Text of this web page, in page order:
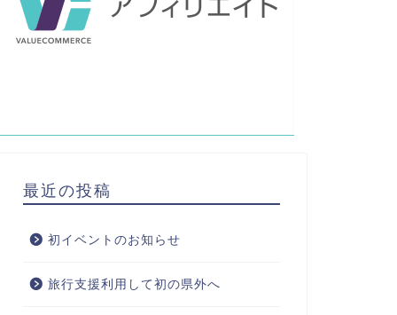
最近の投稿
初イベントのお知らせ
旅行支援利用して初の県外へ